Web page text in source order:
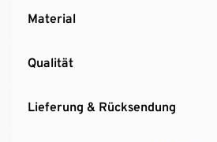
Material
Qualität
Lieferung & Rücksendung